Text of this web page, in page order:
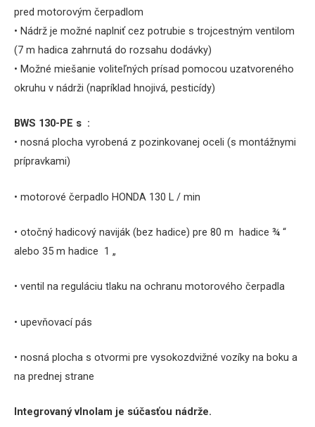
pred motorovým čerpadlom
• Nádrž je možné naplniť cez potrubie s trojcestným ventilom
(7 m hadica zahrnutá do rozsahu dodávky)
• Možné miešanie voliteľných prísad pomocou uzatvoreného
okruhu v nádrži (napríklad hnojivá, pesticídy)
BWS 130-PE s :
• nosná plocha vyrobená z pozinkovanej oceli (s montážnymi
prípravkami)
• motorové čerpadlo HONDA 130 L / min
• otočný hadicový naviják (bez hadice) pre 80 m hadice ¾ “
alebo 35 m hadice 1 „
• ventil na reguláciu tlaku na ochranu motorového čerpadla
• upevňovací pás
• nosná plocha s otvormi pre vysokozdvižné vozíky na boku a
na prednej strane
Integrovaný vlnolam je súčasťou nádrže.